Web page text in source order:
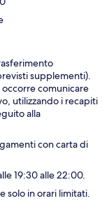
supplementi).
comunicare
utilizzando i recapiti
alla
con carta di
19:30 alle 22:00.
solo in orari limitati.